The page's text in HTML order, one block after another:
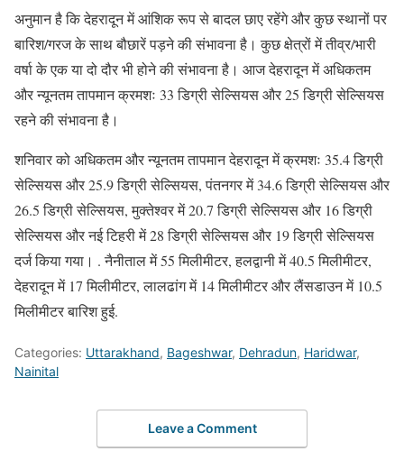
अनुमान है कि देहरादून में आंशिक रूप से बादल छाए रहेंगे और कुछ स्थानों पर
बारिश/गरज के साथ बौछारें पड़ने की संभावना है। कुछ क्षेत्रों में तीव्र/भारी
वर्षा के एक या दो दौर भी होने की संभावना है। आज देहरादून में अधिकतम
और न्यूनतम तापमान क्रमशः 33 डिग्री सेल्सियस और 25 डिग्री सेल्सियस
रहने की संभावना है।
शनिवार को अधिकतम और न्यूनतम तापमान देहरादून में क्रमशः 35.4 डिग्री
सेल्सियस और 25.9 डिग्री सेल्सियस, पंतनगर में 34.6 डिग्री सेल्सियस और
26.5 डिग्री सेल्सियस, मुक्तेश्वर में 20.7 डिग्री सेल्सियस और 16 डिग्री
सेल्सियस और नई टिहरी में 28 डिग्री सेल्सियस और 19 डिग्री सेल्सियस
दर्ज किया गया। . नैनीताल में 55 मिलीमीटर, हलद्वानी में 40.5 मिलीमीटर,
देहरादून में 17 मिलीमीटर, लालढांग में 14 मिलीमीटर और लैंसडाउन में 10.5
मिलीमीटर बारिश हुई.
Categories: Uttarakhand, Bageshwar, Dehradun, Haridwar,
Nainital
Leave a Comment